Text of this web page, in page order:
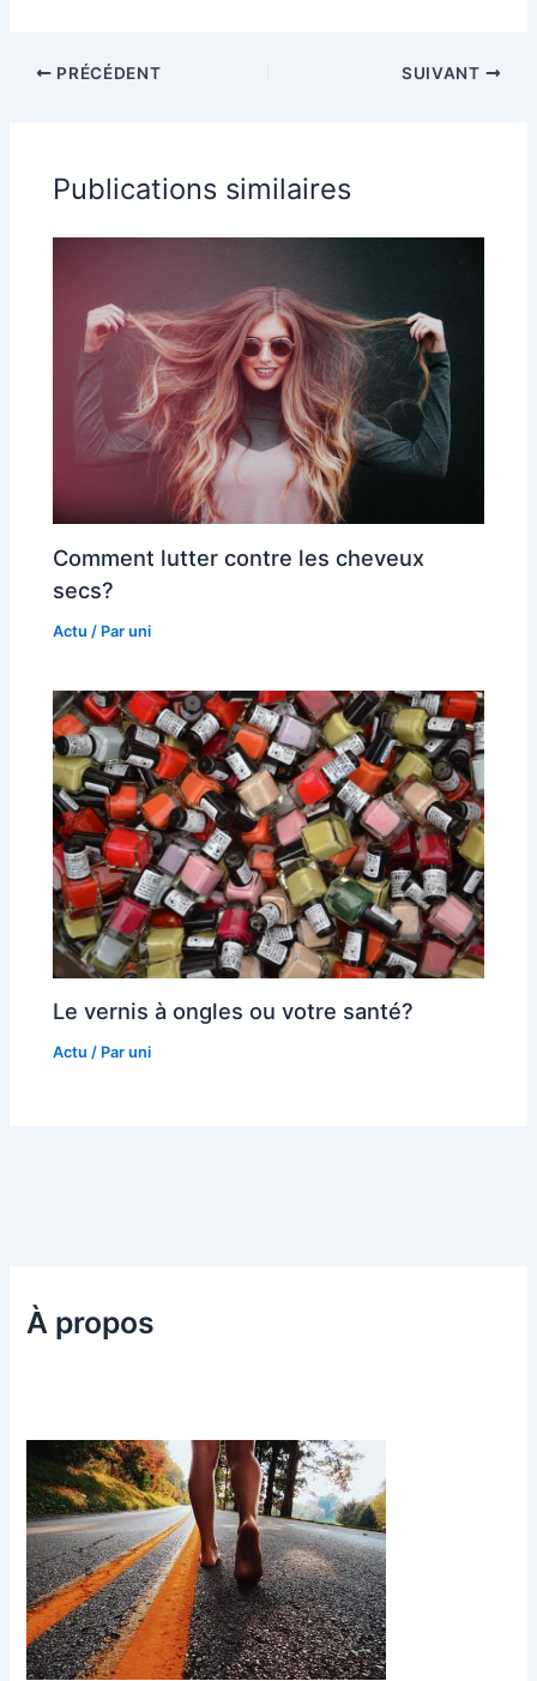
PRÉCÉDENT SUIVANT
Publications similaires
Comment lutter contre les cheveux
secs?
Actu / Paruni
Le vernis à ongles ou votre santé?
Actu / Paruni
À propos